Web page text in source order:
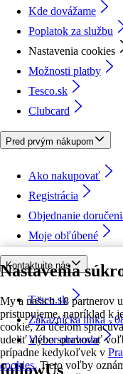
Nastavenia
My a našich 18 partnerov
pristupujeme, napríklad k
cookie, za účelom
udeliť alebo spravovať
prípadne kedykoľvek v
cookies. Tieto voľby
Kde dovážame
Poplatok za službu
Nastavenia cookies
Možnosti platby
Tesco.sk
Clubcard
Pred prvým nákupom
Ako nakupovať
Registrácia
Objednanie
Moje obľúbené
Kontaktujte nás
Tesco.sk
Zákaznícka linka -
Výber obchodu
followUs